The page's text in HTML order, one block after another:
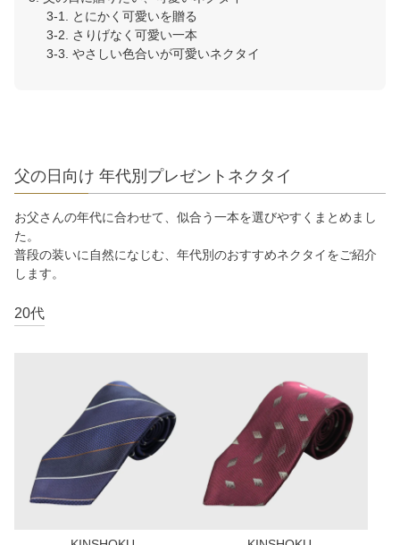
3-1. とにかく可愛いを贈る
3-2. さりげなく可愛い一本
3-3. やさしい色合いが可愛いネクタイ
父の日向け 年代別プレゼントネクタイ
お父さんの年代に合わせて、似合う一本を選びやすくまとめまし
た。
普段の装いに自然になじむ、年代別のおすすめネクタイをご紹介
します。
20代